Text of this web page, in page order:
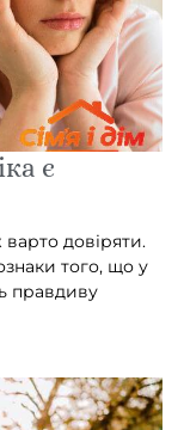
є
варто довіряти.
того, що у
правдиву